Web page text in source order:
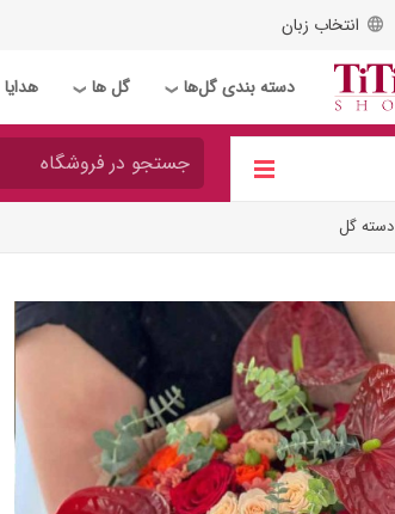
انتخاب زبان
دسته بندی گل‌ها ❯ گل ها ❯ هدایا
دسته گل